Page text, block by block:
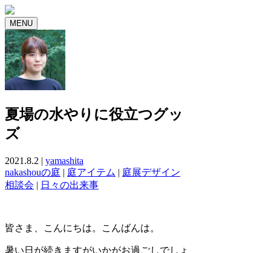
MENU
夏場の水やりに役立つグッ
ズ
2021.8.2 | yamashita
nakashouの庭 | 庭アイテム | 庭展デザイン
相談会 | 日々の出来事
皆さま、こんにちは。こんばんは。
暑い日が続きますがいかがお過ごしでしょ